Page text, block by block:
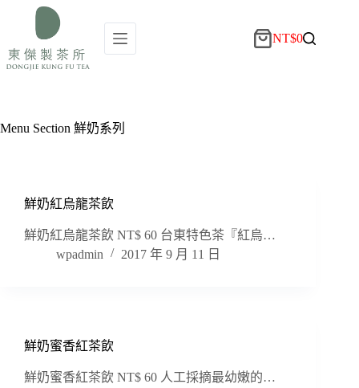
NT$0
Menu Section 鮮奶系列
鮮奶紅烏龍茶飲
鮮奶紅烏龍茶飲 NT$ 60 台東特色茶『紅烏…
wpadmin
2017 年 9 月 11 日
鮮奶蜜香紅茶飲
鮮奶蜜香紅茶飲 NT$ 60 人工採摘最幼嫩的…